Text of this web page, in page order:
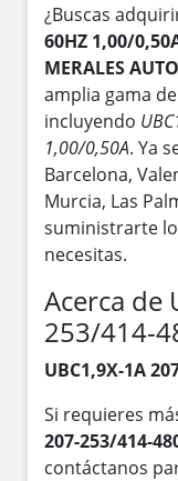
¿Buscas
60HZ 1,00/
MERALES
amplia gama
incluyendo
1,00/0,50A. Ya
Barcelona,
Murcia, Las
suministrarte
necesitas.
Acerca de
253/414-
UBC1,9X-1A
Si requieres
207-253/414-
contáctanos